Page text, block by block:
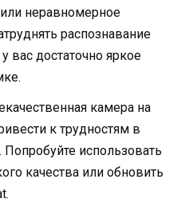
неравномерное
распознавание
вас достаточно яркое
камера на
к трудностям в
использовать
качества или обновить